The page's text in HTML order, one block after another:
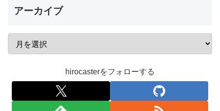
アーカイブ
hirocasterをフォローする